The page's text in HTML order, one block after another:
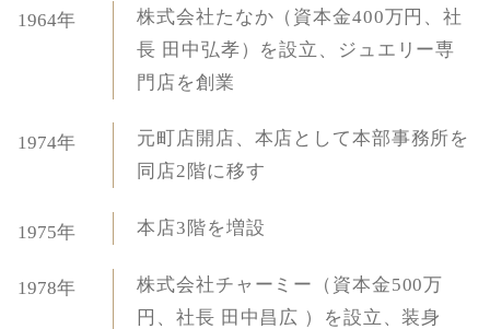
1964年
株式会社たなか（資本金400万円、社
長 田中弘孝）を設立、ジュエリー専
門店を創業
1974年
元町店開店、本店として本部事務所を
同店2階に移す
1975年 本店3階を増設
1978年
株式会社チャーミー（資本金500万
円、社長 田中昌広 ）を設立、装身